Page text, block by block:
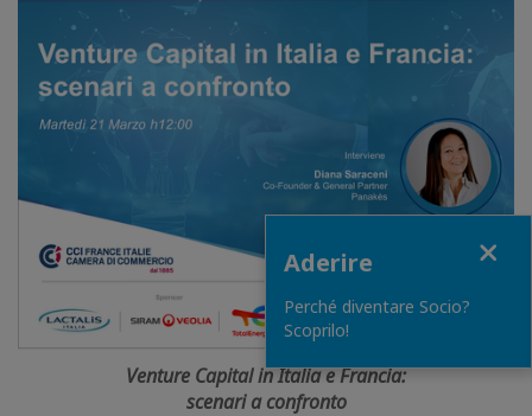
Venture Capital in Italia e Francia:
scenari a confronto
Aderire
Perché diventare Socio?
Scoprilo!